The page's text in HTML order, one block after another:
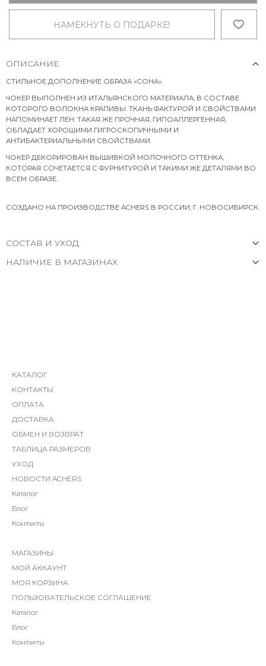
НАМЕКНУТЬ О ПОДАРКЕ!
ОПИСАНИЕ
СТИЛЬНОЕ ДОПОЛНЕНИЕ ОБРАЗА «СОНА».
ЧОКЕР ВЫПОЛНЕН ИЗ ИТАЛЬЯНСКОГО МАТЕРИАЛА, В СОСТАВЕ
КОТОРОГО ВОЛОКНА КРАПИВЫ. ТКАНЬ ФАКТУРОЙ И СВОЙСТВАМИ
НАПОМИНАЕТ ЛЕН: ТАКАЯ ЖЕ ПРОЧНАЯ, ГИПОАЛЛЕРГЕННАЯ,
ОБЛАДАЕТ ХОРОШИМИ ГИГРОСКОПИЧНЫМИ И
АНТИБАКТЕРИАЛЬНЫМИ СВОЙСТВАМИ.
ЧОКЕР ДЕКОРИРОВАН ВЫШИВКОЙ МОЛОЧНОГО ОТТЕНКА,
КОТОРАЯ СОЧЕТАЕТСЯ С ФУРНИТУРОЙ И ТАКИМИ ЖЕ ДЕТАЛЯМИ ВО
ВСЕМ ОБРАЗЕ.
СОЗДАНО НА ПРОИЗВОДСТВЕ ACHERS В РОССИИ, Г. НОВОСИБИРСК.
СОСТАВ И УХОД
НАЛИЧИЕ В МАГАЗИНАХ
КАТАЛОГ
КОНТАКТЫ
ОПЛАТА
ДОСТАВКА
ОБМЕН И ВОЗВРАТ
ТАБЛИЦА РАЗМЕРОВ
УХОД
НОВОСТИ ACHERS
Каталог
Блог
Контакты
МАГАЗИНЫ
МОЙ АККАУНТ
МОЯ КОРЗИНА
ПОЛЬЗОВАТЕЛЬСКОЕ СОГЛАШЕНИЕ
Каталог
Блог
Контакты